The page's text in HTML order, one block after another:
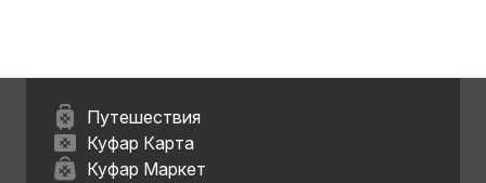
Путешествия
Куфар Карта
Куфар Маркет